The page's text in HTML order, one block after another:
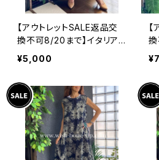
【アウトレットSALE返品交
換不可8/20まで】イタリア
製インポート セットアップド
レス｜ロングスカート＆カッ
y/ホワイト＆レッド(S)(M)
(L)(XL)
¥5,000
換
製